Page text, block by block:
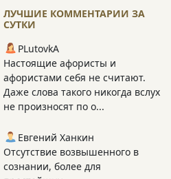
ЛУЧШИЕ КОММЕНТАРИИ ЗА
СУТКИ
PLutоvkА
Настоящие афористы и
афористами себя не считают.
Даже слова такого никогда вслух
не произносят по о...
Евгений Ханкин
Отсутствие возвышенного в
сознании, более для